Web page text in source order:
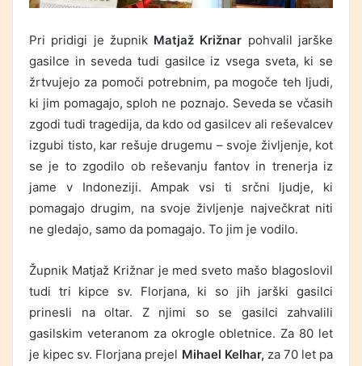
Pri pridigi je župnik Matjaž Križnar pohvalil jarške
gasilce in seveda tudi gasilce iz vsega sveta, ki se
žrtvujejo za pomoči potrebnim, pa mogoče teh ljudi,
ki jim pomagajo, sploh ne poznajo. Seveda se včasih
zgodi tudi tragedija, da kdo od gasilcev ali reševalcev
izgubi tisto, kar rešuje drugemu – svoje življenje, kot
se je to zgodilo ob reševanju fantov in trenerja iz
jame v Indoneziji. Ampak vsi ti srčni ljudje, ki
pomagajo drugim, na svoje življenje največkrat niti
ne gledajo, samo da pomagajo. To jim je vodilo.
Župnik Matjaž Križnar je med sveto mašo blagoslovil
tudi tri kipce sv. Florjana, ki so jih jarški gasilci
prinesli na oltar. Z njimi so se gasilci zahvalili
gasilskim veteranom za okrogle obletnice. Za 80 let
je kipec sv. Florjana prejel Mihael Kelhar, za 70 let pa